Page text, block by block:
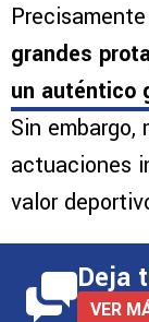
Precisamente
grandes
un auténtico
Sin
actuaciones
valor
Deja
VER